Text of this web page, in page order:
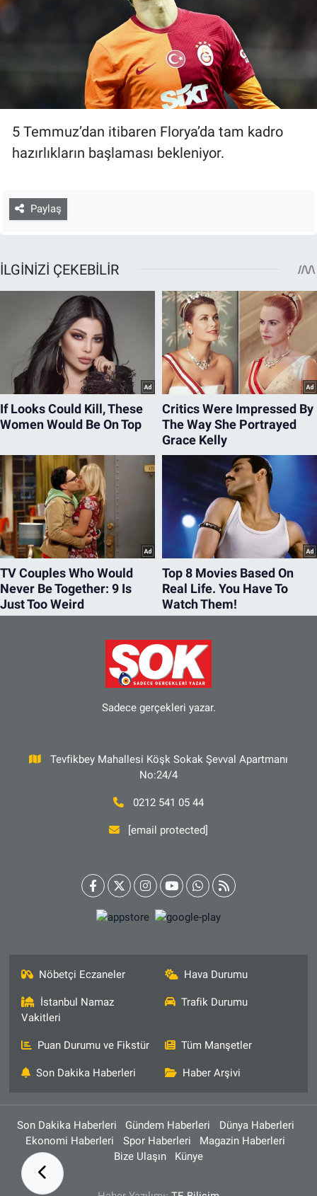
5 Temmuz’dan itibaren Florya’da tam kadro
hazırlıkların başlaması bekleniyor.
Paylaş
Sadece gerçekleri yazar.
Tevfikbey Mahallesi Köşk Sokak Şevval Apartmanı
No:24/4
0212 541 05 44
[email protected]
Nöbetçi Eczaneler Hava Durumu
İstanbul Namaz
Vakitleri
Trafik Durumu
Puan Durumu ve Fikstür Tüm Manşetler
Son Dakika Haberleri Haber Arşivi
Son Dakika Haberleri Gündem Haberleri
Dünya Haberleri
Ekonomi Haberleri
Spor Haberleri
Magazin Haberleri
Bize Ulaşın
Künye